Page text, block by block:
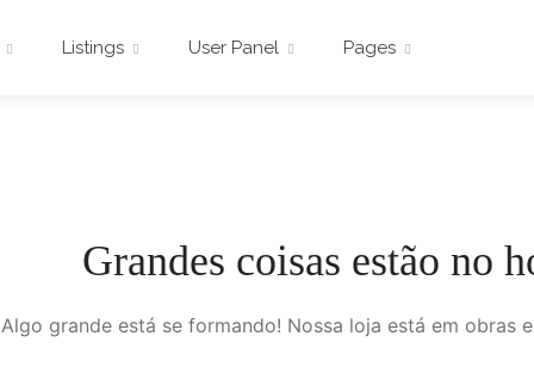
Listings User Panel Pages
Grandes coisas estão no
Algo grande está se formando! Nossa loja está em obras